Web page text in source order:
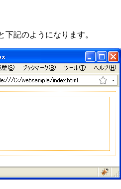
記のようになります。